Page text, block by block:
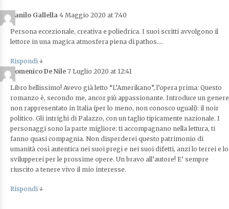
Danilo Gallella 4 Maggio 2020 at 7:40
Persona eccezionale, creativa e poliedrica. I suoi scritti avvolgono il
lettore in una magica atmosfera piena di pathos….
Rispondi ↓
Domenico De Nile 7 Luglio 2020 at 12:41
Libro bellissimo! Avevo già letto “L’Amerikano”, l’opera prima: Questo
romanzo è, secondo me, ancor più appassionante. Introduce un genere
non rappresentato in Italia (per lo meno, non conosco uguali): il noir
politico. Gli intrighi di Palazzo, con un taglio tipicamente nazionale. I
personaggi sono la parte migliore: ti accompagnano nella lettura, ti
fanno quasi compagnia. Non disperderei questo patrimonio di
umanità così autentica nei suoi pregi e nei suoi difetti, anzi lo terrei e lo
svilupperei per le prossime opere. Un bravo all’autore! E’ sempre
riuscito a tenere vivo il mio interesse.
Rispondi ↓